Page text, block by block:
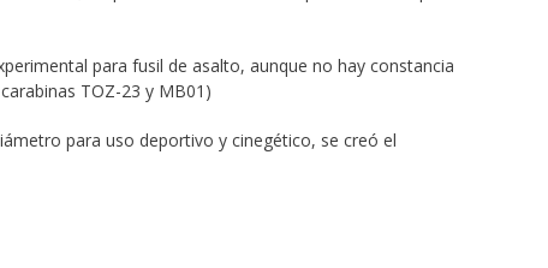
para fusil de asalto, aunque no hay constancia
TOZ-23 y MB01)
para uso deportivo y cinegético, se creó el